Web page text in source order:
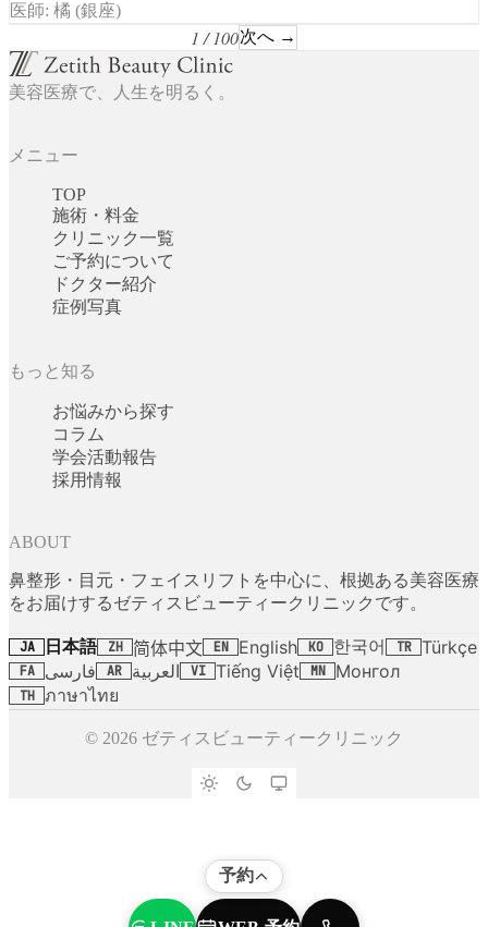
医師: 橘 (銀座)
1 / 100次へ →
美容医療で、人生を明るく。
メニュー
TOP
施術・料金
クリニック一覧
ご予約について
ドクター紹介
症例写真
もっと知る
お悩みから探す
コラム
学会活動報告
採用情報
ABOUT
鼻整形・目元・フェイスリフトを中心に、根拠ある美容医療
をお届けするゼティスビューティークリニックです。
JA 日本語 ZH 简体中文 EN English KO 한국어 TR Türkçe
FA فارسی AR العربية VI Tiếng Việt MN Монгол
TH ภาษาไทย
© 2026 ゼティスビューティークリニック
予約